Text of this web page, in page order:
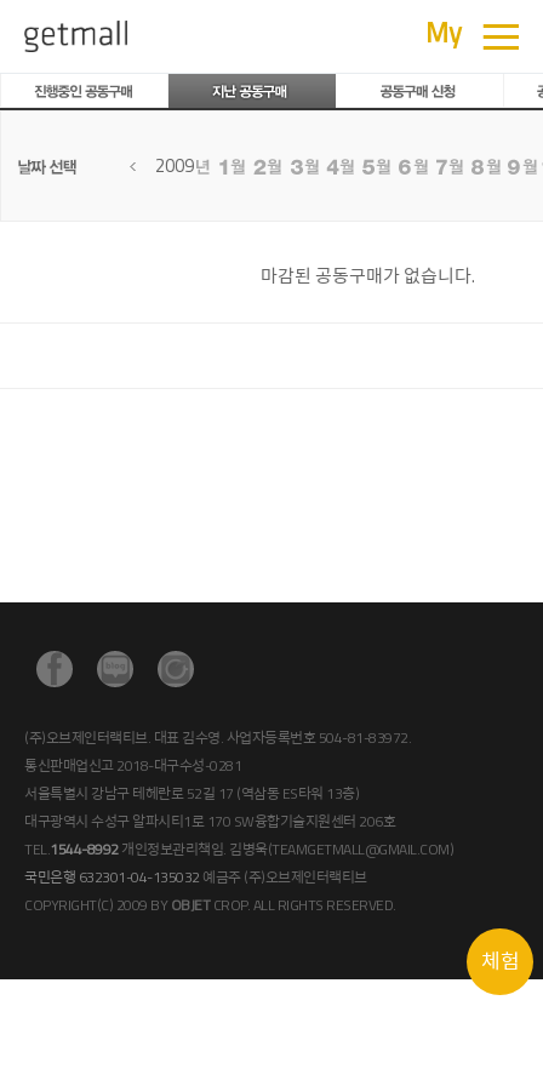
My ≡
공동구매
2009
마감된 공동구매가 없습니다.
(주)오브제인터랙티브. 대표 김수영. 사업자등록번호 504-81-83972.
통신판매업신고 2018-대구수성-0281
서울특별시 강남구 테헤란로 52길 17 (역삼동 ES타워 13층)
대구광역시 수성구 알파시티1로 170 SW융합기술지원센터 206호
TEL.1544-8992개인정보관리책임. 김병욱(TEAMGETMALL@GMAIL.COM)
국민은행 632301-04-135032 예금주 (주)오브제인터랙티브
COPYRIGHT(C) 2009 BYOBJETCROP. ALL RIGHTS RESERVED.
체험